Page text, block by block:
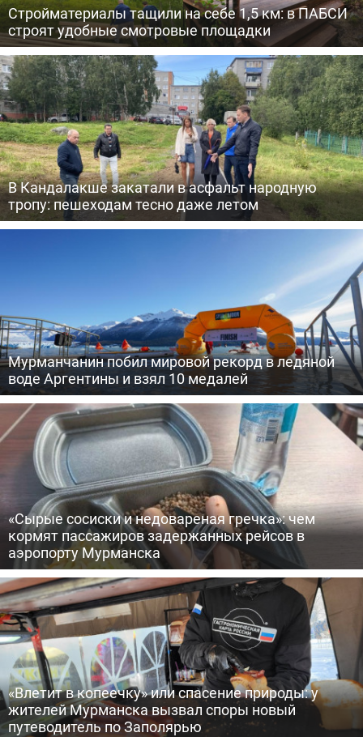
Стройматериалы тащили на себе 1,5 км: в ПАБСИ
строят удобные смотровые площадки
В Кандалакше закатали в асфальт народную
тропу: пешеходам тесно даже летом
Мурманчанин побил мировой рекорд в ледяной
воде Аргентины и взял 10 медалей
«Сырые сосиски и недовареная гречка»: чем
кормят пассажиров задержанных рейсов в
аэропорту Мурманска
«Влетит в копеечку» или спасение природы: у
жителей Мурманска вызвал споры новый
путеводитель по Заполярью